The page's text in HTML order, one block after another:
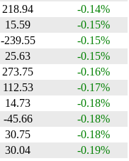
218.94
-0.14%
15.59
-0.15%
-239.55
-0.15%
25.63
-0.15%
273.75
-0.16%
112.53
-0.17%
14.73
-0.18%
-45.66
-0.18%
30.75
-0.18%
30.04
-0.19%